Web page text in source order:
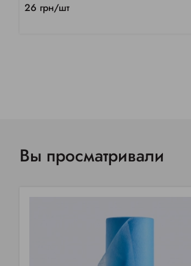
26 грн/шт
Вы просматривали